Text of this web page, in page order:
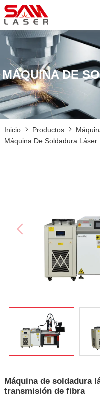
MÁQUINA DE
Inicio Productos
Máquina De Soldadura Láser
Máquina de soldadura
transmisión de fibra